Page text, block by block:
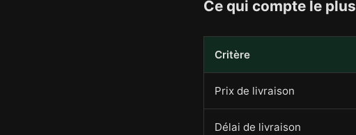
Ce qui compte le plus
Critère
Prix de livraison
Délai de livraison